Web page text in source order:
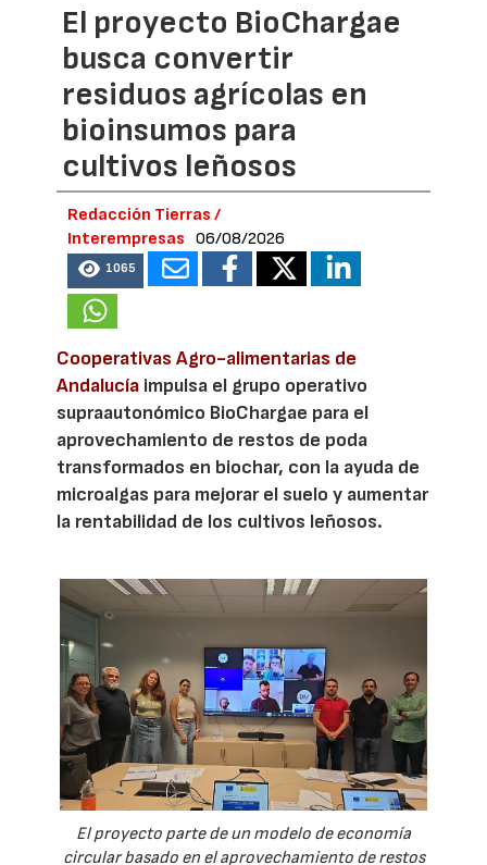
El proyecto BioChargae
busca convertir
residuos agrícolas en
bioinsumos para
cultivos leñosos
Redacción Tierras /
Interempresas
06/08/2026
1065
Cooperativas Agro-alimentarias de
Andalucía impulsa el grupo operativo
supraautonómico BioChargae para el
aprovechamiento de restos de poda
transformados en biochar, con la ayuda de
microalgas para mejorar el suelo y aumentar
la rentabilidad de los cultivos leñosos.
El proyecto parte de un modelo de economía
circular basado en el aprovechamiento de restos